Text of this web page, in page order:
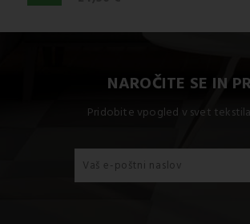
NAROČITE SE IN
Pridobite vpogled v svet